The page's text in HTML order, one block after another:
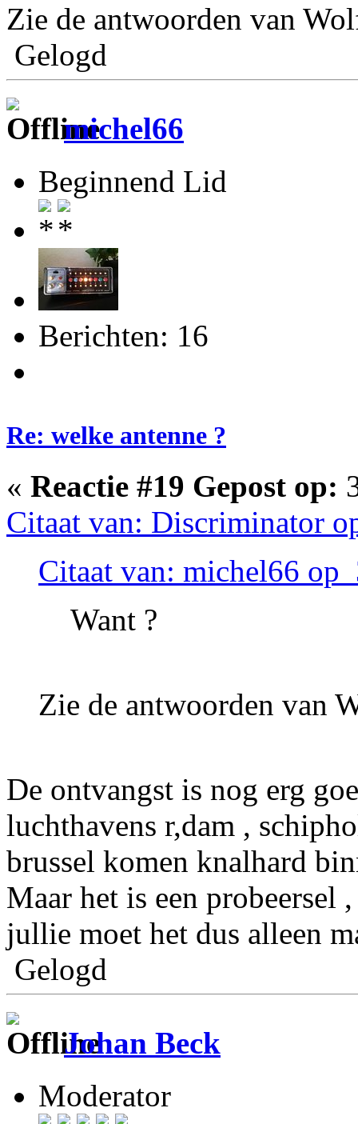
Zie de antwoorden van
Gelogd
michel66
Beginnend Lid
Berichten: 16
Re: welke antenne ?
« Reactie #19 Gepost op:
Citaat van: Discriminator
Citaat van: michel66
Want ?
Zie de antwoorden van
De ontvangst is nog erg
luchthavens r,dam ,
brussel komen knalhard
Maar het is een probeersel
jullie moet het dus alleen
Gelogd
Johan Beck
Moderator